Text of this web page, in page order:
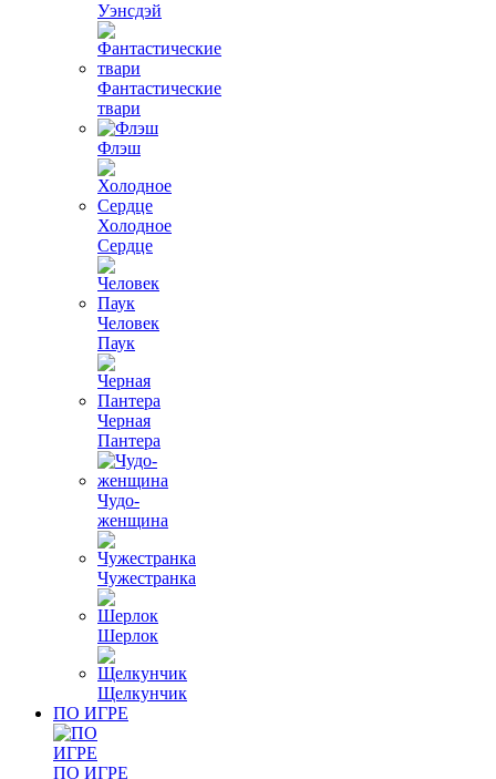
Уэнсдэй
Фантастические
твари
Флэш
Холодное
Сердце
Человек
Паук
Черная
Пантера
Чудо-
женщина
Чужестранка
Шерлок
Щелкунчик
ПО ИГРЕ
ПО ИГРЕ